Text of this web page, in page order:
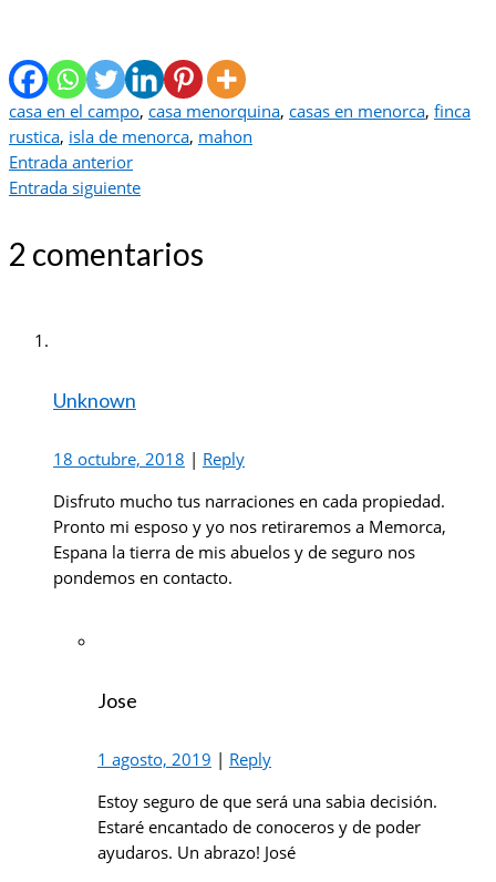
casa en el campo, casa menorquina, casas en menorca, finca
rustica, isla de menorca, mahon
Entrada anterior
Entrada siguiente
2 comentarios
Unknown
18 octubre, 2018 | Reply
Disfruto mucho tus narraciones en cada propiedad.
Pronto mi esposo y yo nos retiraremos a Memorca,
Espana la tierra de mis abuelos y de seguro nos
pondemos en contacto.
Jose
1 agosto, 2019 | Reply
Estoy seguro de que será una sabia decisión.
Estaré encantado de conoceros y de poder
ayudaros. Un abrazo! José